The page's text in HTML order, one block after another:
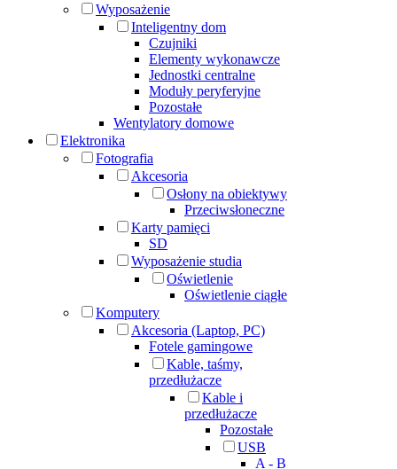
Wyposażenie
Inteligentny dom
Czujniki
Elementy wykonawcze
Jednostki centralne
Moduły peryferyjne
Pozostałe
Wentylatory domowe
Elektronika
Fotografia
Akcesoria
Osłony na obiektywy
Przeciwsłoneczne
Karty pamięci
SD
Wyposażenie studia
Oświetlenie
Oświetlenie ciągłe
Komputery
Akcesoria (Laptop, PC)
Fotele gamingowe
Kable, taśmy,
przedłużacze
Kable i
przedłużacze
Pozostałe
USB
A - B